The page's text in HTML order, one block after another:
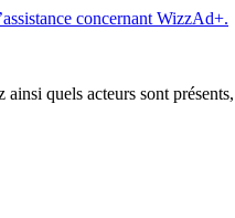
concernant WizzAd+.
quels acteurs sont